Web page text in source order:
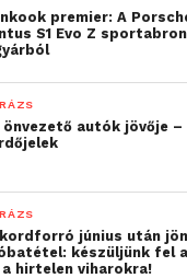
premier: A
S1 Evo Z
önvezető autók jövője –
június után
készüljünk fel
a hirtelen viharokra!